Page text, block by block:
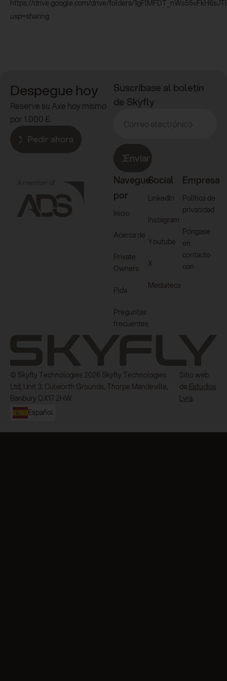
https://drive.google.com/drive/folders/
usp=sharing
Despegue hoy
Reserve su Axe hoy mismo
por 1.000 £.
Pedir ahora
Suscríbase al boletín
de Skyfly
Enviar
Navegue
por
Inicio
Acerca de
Private
Owners
Pida
Preguntas
frecuentes
Social
LinkedIn
Instagram
Youtube
X
Mediateca
Empresa
Política de
privacidad
Póngase
en
contacto
con
© Skyfly Technologies 2026 Skyfly Technologies
Ltd, Unit 3, Culworth Grounds, Thorpe Mandeville,
Banbury OX17 2HW
Sitio web
de Estudios
Lyra.
Español